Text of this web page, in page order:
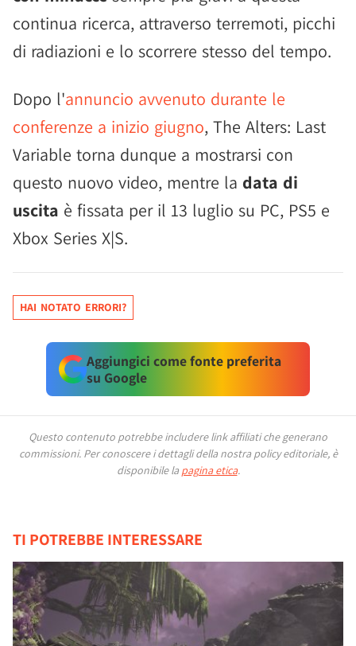
continua ricerca, attraverso terremoti, picchi
di radiazioni e lo scorrere stesso del tempo.
Dopo l'annuncio avvenuto durante le
conferenze a inizio giugno, The Alters: Last
Variable torna dunque a mostrarsi con
questo nuovo video, mentre la data di
uscita è fissata per il 13 luglio su PC, PS5 e
Xbox Series X|S.
HAI NOTATO ERRORI?
Aggiungici come fonte preferita
su Google
Questo contenuto potrebbe includere link affiliati che generano
commissioni. Per conoscere i dettagli della nostra policy editoriale, è
disponibile la pagina etica.
TI POTREBBE INTERESSARE